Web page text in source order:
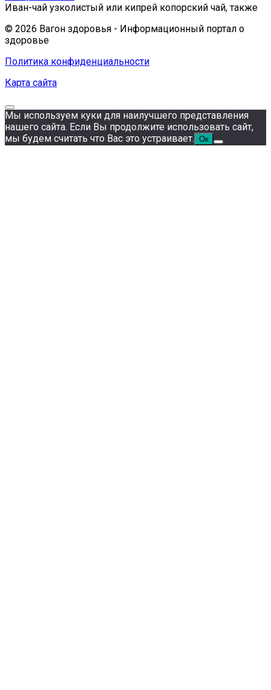
Иван-чай узколистый или кипрей копорский чай, также
© 2026 Вагон здоровья - Информационный портал о
здоровье
Политика конфиденциальности
Карта сайта
Мы используем куки для наилучшего представления
нашего сайта. Если Вы продолжите использовать сайт,
мы будем считать что Вас это устраивает. Ок